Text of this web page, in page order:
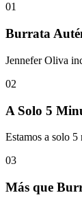
01
Burrata
Jennefer Oliva
02
A Solo 5
Estamos a solo
03
Más que